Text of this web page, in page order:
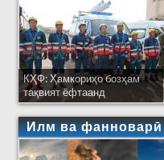
КҲФ: Ҳамкориҳо бозҳам
тақвият ёфтаанд
Илм ва фанноварӣ